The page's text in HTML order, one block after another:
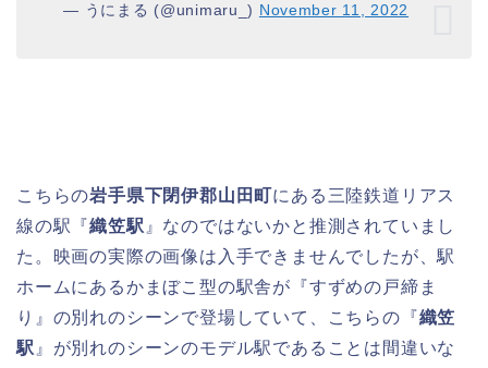
— うにまる (@unimaru_) November 11, 2022
こちらの岩手県下閉伊郡山田町にある三陸鉄道リアス
線の駅『織笠駅 』なのではないかと推測されていまし
た。映画の実際の画像は入手できませんでしたが、駅
ホームにあるかまぼこ型の駅舎が『すずめの戸締ま
り』の別れのシーンで登場していて、こちらの『織笠
駅 』が別れのシーンのモデル駅であることは間違いな